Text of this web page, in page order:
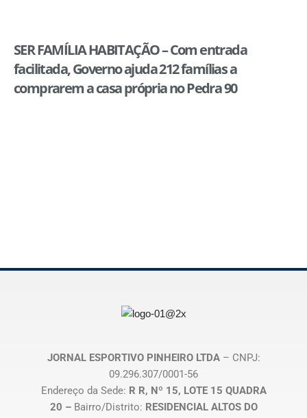
SER FAMÍLIA HABITAÇÃO – Com entrada
facilitada, Governo ajuda 212 famílias a
comprarem a casa própria no Pedra 90
JORNAL ESPORTIVO PINHEIRO LTDA– CNPJ:
09.296.307/0001-56
Endereço da Sede: R R, Nº 15, LOTE 15 QUADRA
20 – Bairro/Distrito: RESIDENCIAL ALTOS DO